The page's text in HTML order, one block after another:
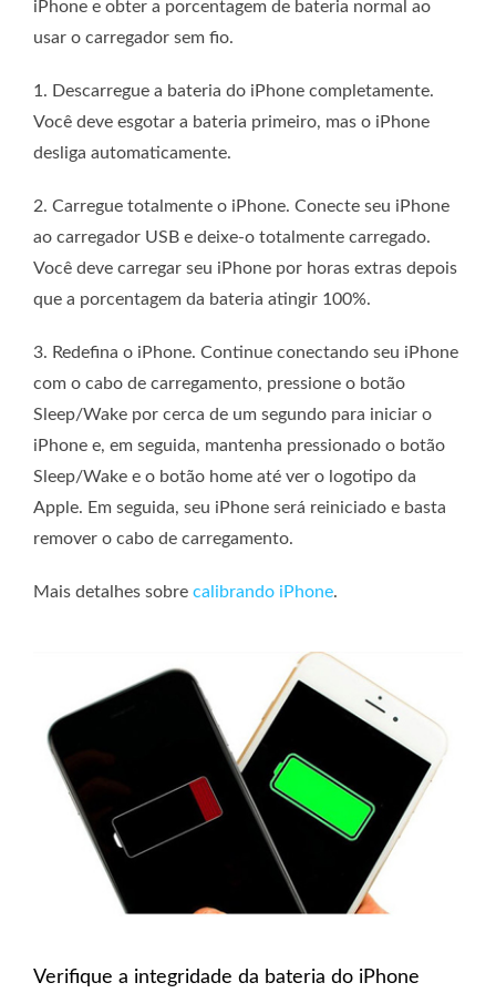
iPhone e obter a porcentagem de bateria normal ao
usar o carregador sem fio.
1. Descarregue a bateria do iPhone completamente.
Você deve esgotar a bateria primeiro, mas o iPhone
desliga automaticamente.
2. Carregue totalmente o iPhone. Conecte seu iPhone
ao carregador USB e deixe-o totalmente carregado.
Você deve carregar seu iPhone por horas extras depois
que a porcentagem da bateria atingir 100%.
3. Redefina o iPhone. Continue conectando seu iPhone
com o cabo de carregamento, pressione o botão
Sleep/Wake por cerca de um segundo para iniciar o
iPhone e, em seguida, mantenha pressionado o botão
Sleep/Wake e o botão home até ver o logotipo da
Apple. Em seguida, seu iPhone será reiniciado e basta
remover o cabo de carregamento.
Mais detalhes sobre calibrando iPhone.
Verifique a integridade da bateria do iPhone